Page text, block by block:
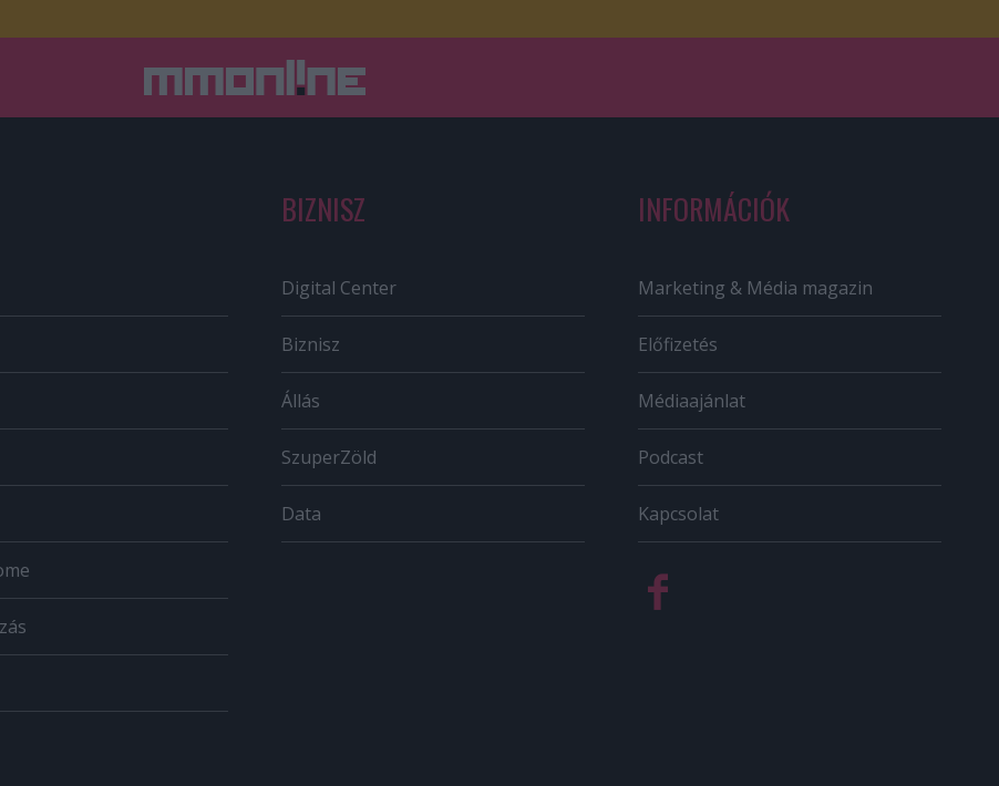
BIZNISZ
Digital Center
Biznisz
Állás
SzuperZöld
Data
INFORMÁCIÓK
Marketing & Média magazin
Előfizetés
Médiaajánlat
Podcast
Kapcsolat